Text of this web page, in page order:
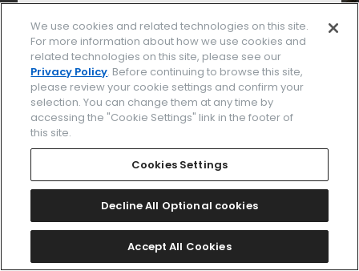
パーツを選択してください
このデザインで決定する
We use cookies and related technologies on this site.
For more information about how we use cookies and
related technologies on this site, please see our
Privacy Policy. Before continuing to browse this site,
please review your cookie settings and confirm your
selection. You can change them at any time by
accessing the "Cookie Settings" link in the footer of
this site.
Cookies Settings
Decline All Optional cookies
Accept All Cookies